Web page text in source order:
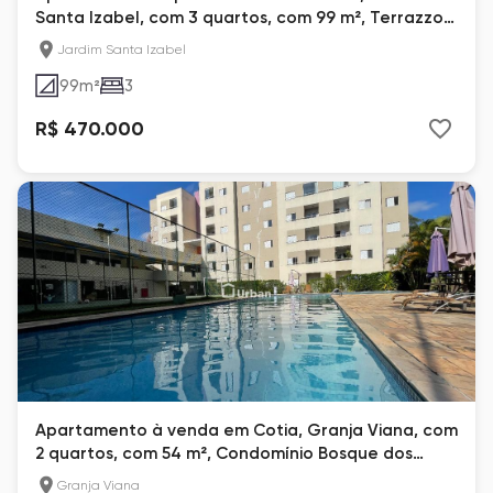
Santa Izabel, com 3 quartos, com 99 m², Terrazzo
VianaJardim Santa Izabel
99m² 3
R$ 470.000
Apartamento à venda em Cotia, Granja Viana, com
2 quartos, com 54 m², Condomínio Bosque dos
Esquilos
Granja Viana